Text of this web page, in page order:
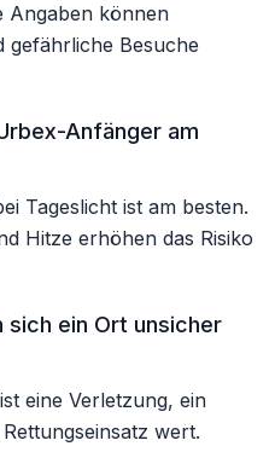
Angaben können
gefährliche Besuche
Anfänger am
Tageslicht ist am besten.
Hitze erhöhen das Risiko
sich ein Ort unsicher
eine Verletzung, ein
wert.